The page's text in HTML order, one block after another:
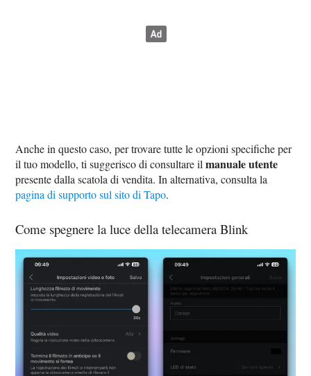
Anche in questo caso, per trovare tutte le opzioni specifiche per
il tuo modello, ti suggerisco di consultare ilmanuale utente
presente dalla scatola di vendita. In alternativa, consulta la
pagina di supporto sul sito di Tapo.
Come spegnere la luce della telecamera Blink